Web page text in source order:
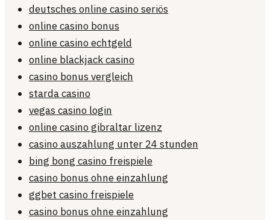
deutsches online casino seriös
online casino bonus
online casino echtgeld
online blackjack casino
casino bonus vergleich
starda casino
vegas casino login
online casino gibraltar lizenz
casino auszahlung unter 24 stunden
bing bong casino freispiele
casino bonus ohne einzahlung
ggbet casino freispiele
casino bonus ohne einzahlung